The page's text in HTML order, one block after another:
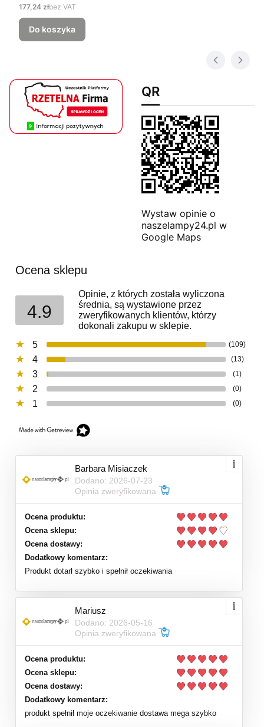
Cena
177,24 złbez VAT
Do koszyka
QR
Wystaw opinie o
naszelampy24.pl w
Google Maps
Ocena sklepu
4.9
Opinie, z których została wyliczona
średnia, są wystawione przez
zweryfikowanych klientów, którzy
dokonali zakupu w sklepie.
5
(109)
4 (13)
3 (1)
2 (0)
1 (0)
Barbara Misiaczek
Dodano: 2026-07-23
Opinia zweryfikowana
Ocena produktu:
Ocena sklepu:
Ocena dostawy:
Dodatkowy komentarz:
Produkt dotarł szybko i spełnił oczekiwania
Mariusz
Dodano: 2026-05-16
Opinia zweryfikowana
Ocena produktu:
Ocena sklepu:
Ocena dostawy:
Dodatkowy komentarz:
produkt spełnił moje oczekiwanie dostawa mega szybko